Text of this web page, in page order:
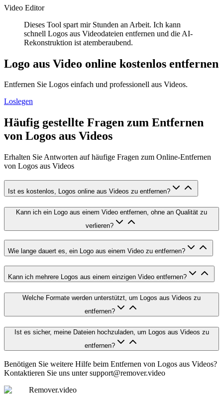
Video Editor
Dieses Tool spart mir Stunden an Arbeit. Ich kann
schnell Logos aus Videodateien entfernen und die AI-
Rekonstruktion ist atemberaubend.
Logo aus Video online kostenlos entfernen
Entfernen Sie Logos einfach und professionell aus Videos.
Loslegen
Häufig gestellte Fragen zum Entfernen
von Logos aus Videos
Erhalten Sie Antworten auf häufige Fragen zum Online-Entfernen
von Logos aus Videos
Ist es kostenlos, Logos online aus Videos zu entfernen?
Kann ich ein Logo aus einem Video entfernen, ohne an Qualität zu
verlieren?
Wie lange dauert es, ein Logo aus einem Video zu entfernen?
Kann ich mehrere Logos aus einem einzigen Video entfernen?
Welche Formate werden unterstützt, um Logos aus Videos zu
entfernen?
Ist es sicher, meine Dateien hochzuladen, um Logos aus Videos zu
entfernen?
Benötigen Sie weitere Hilfe beim Entfernen von Logos aus Videos?
Kontaktieren Sie uns untersupport@remover.video
Remover.video